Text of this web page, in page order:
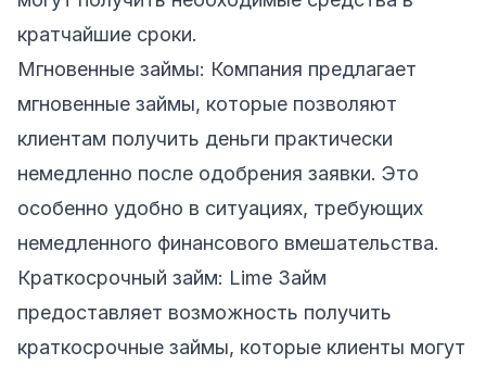
кратчайшие сроки.
Мгновенные займы: Компания предлагает
мгновенные займы, которые позволяют
клиентам получить деньги практически
немедленно после одобрения заявки. Это
особенно удобно в ситуациях, требующих
немедленного финансового вмешательства.
Краткосрочный займ: Lime Займ
предоставляет возможность получить
краткосрочные займы, которые клиенты могут